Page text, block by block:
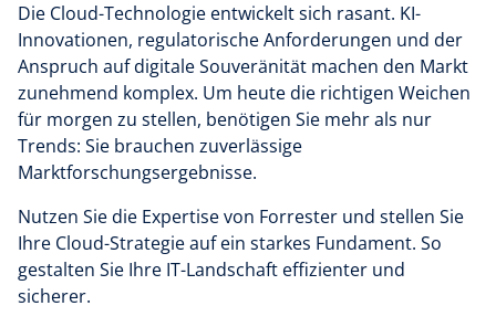
Die Cloud-Technologie entwickelt sich rasant. KI-
Innovationen, regulatorische Anforderungen und der
Anspruch auf digitale Souveränität machen den Markt
zunehmend komplex. Um heute die richtigen Weichen
für morgen zu stellen, benötigen Sie mehr als nur
Trends: Sie brauchen zuverlässige
Marktforschungsergebnisse.
Nutzen Sie die Expertise von Forrester und stellen Sie
Ihre Cloud-Strategie auf ein starkes Fundament. So
gestalten Sie Ihre IT-Landschaft effizienter und
sicherer.